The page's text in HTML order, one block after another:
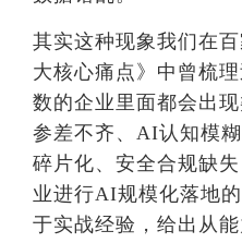
其实这种现象我们在
大核心痛点》中曾梳
数的企业里面都会出
参差不齐、AI认知模
碎片化、安全合规缺
业进行AI规模化落地
于实战经验，给出从